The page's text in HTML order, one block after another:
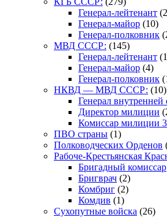
Генерал-лейтенант
Генерал-майор (10)
Генерал-полковник
МВД СССР: (145)
Генерал-лейтенант
Генерал-майор (4)
Генерал-полковник
НКВД — МВД СССР: (10)
Генерал
Директор милиции
Комиссар милиции 3
ПВО страны (1)
Полководческих Орденов
Рабоче-Крестьянская
Бригадный комиссар
Бригврач (2)
Комбриг (2)
Комдив (1)
Сухопутные войска (26)